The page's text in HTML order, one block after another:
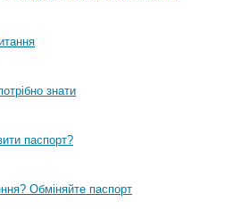
знати
паспорт?
Обміняйте паспорт